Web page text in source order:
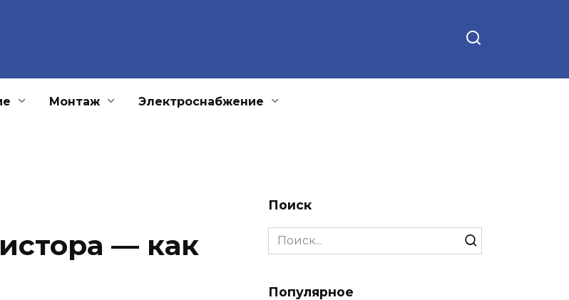
Монтаж Электроснабжение
— как
Поиск
Search
for:
Популярное